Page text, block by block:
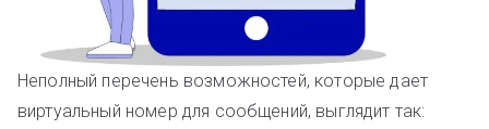
Неполный перечень возможностей, которые дает
виртуальный номер для сообщений, выглядит так: